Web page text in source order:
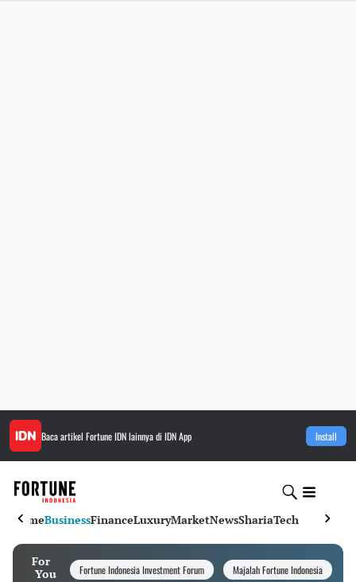
Baca artikel Fortune IDNlainnya di IDN App Install
HomeBusinessFinanceLuxuryMarketNewsShariaTech
For
You
Fortune Indonesia Investment Forum Majalah Fortune Indonesia